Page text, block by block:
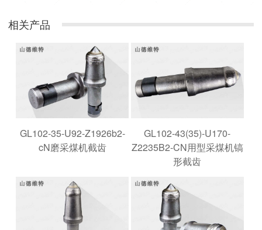
相关产品
GL102-35-U92-Z1926b2-
cN磨采煤机截齿
GL102-43(35)-U170-
Z2235B2-CN用型采煤机镐
形截齿